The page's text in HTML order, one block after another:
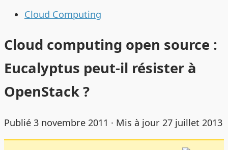
Cloud Computing
Cloud computing open source :
Eucalyptus peut-il résister à
OpenStack ?
Publié 3 novembre 2011 · Mis à jour 27 juillet 2013